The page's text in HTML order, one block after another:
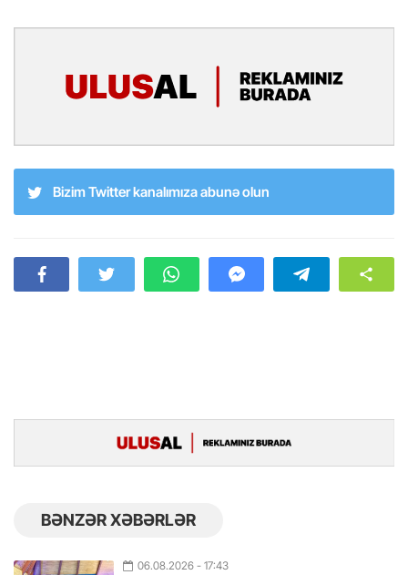
Bizim Twitter kanalımıza abunə olun
BƏNZƏR XƏBƏRLƏR
06.08.2026 - 17:43